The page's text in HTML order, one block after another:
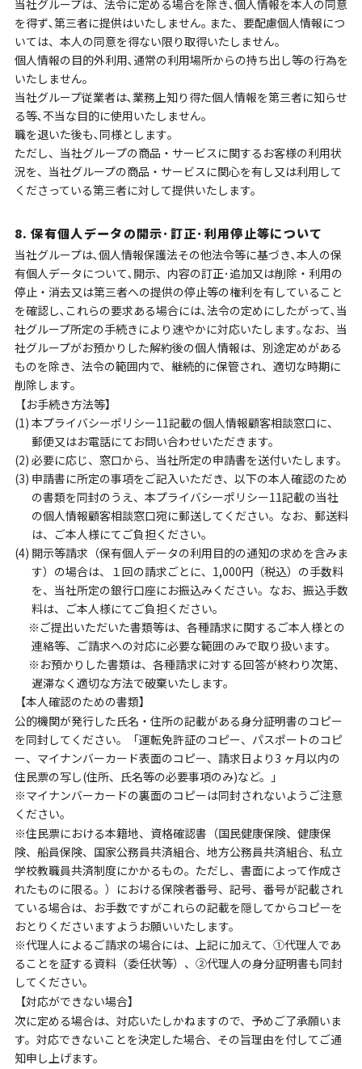
当社グループは、法令に定める場合を除き､個人情報を本人の同意
を得ず､第三者に提供はいたしません｡ また、要配慮個人情報につ
いては、本人の同意を得ない限り取得いたしません。
個人情報の目的外利用､通常の利用場所からの持ち出し等の行為を
いたしません｡
当社グループ従業者は､業務上知り得た個人情報を第三者に知らせ
る等､不当な目的に使用いたしません｡
職を退いた後も､同様とします｡
ただし、当社グループの商品・サービスに関するお客様の利用状
況を、当社グループの商品・サービスに関心を有し又は利用して
くださっている第三者に対して提供いたします。
8. 保有個人データの開示･訂正･利用停止等について
当社グループは､個人情報保護法その他法令等に基づき､本人の保
有個人データについて､開示、内容の訂正･追加又は削除・利用の
停止・消去又は第三者への提供の停止等の権利を有していること
を確認し､これらの要求ある場合には､法令の定めにしたがって､当
社グループ所定の手続きにより速やかに対応いたします｡なお、当
社グループがお預かりした解約後の個人情報は、別途定めがある
ものを除き、法令の範囲内で、継続的に保管され、適切な時期に
削除します。
【お手続き方法等】
(1) 本プライバシーポリシー11記載の個人情報顧客相談窓口に、
郵便又はお電話にてお問い合わせいただきます。
(2) 必要に応じ、窓口から、当社所定の申請書を送付いたします。
(3) 申請書に所定の事項をご記入いただき、以下の本人確認のため
の書類を同封のうえ、本プライバシーポリシー11記載の当社
の個人情報顧客相談窓口宛に郵送してください。なお、郵送料
は、ご本人様にてご負担ください。
(4) 開示等請求（保有個人データの利用目的の通知の求めを含みま
す）の場合は、１回の請求ごとに、1,000円（税込）の手数料
を、当社所定の銀行口座にお振込みください。なお、振込手数
料は、ご本人様にてご負担ください。
※ご提出いただいた書類等は、各種請求に関するご本人様との
連絡等、ご請求への対応に必要な範囲のみで取り扱います。
※お預かりした書類は、各種請求に対する回答が終わり次第、
遅滞なく適切な方法で破棄いたします。
【本人確認のための書類】
公的機関が発行した氏名・住所の記載がある身分証明書のコピー
を同封してください。「運転免許証のコピー、パスポートのコピ
ー、マイナンバーカード表面のコピー、請求日より3 ヶ月以内の
住民票の写し(住所、氏名等の必要事項のみ)など。」
※マイナンバーカードの裏面のコピーは同封されないようご注意
ください。
※住民票における本籍地、資格確認書（国民健康保険、健康保
険、船員保険、国家公務員共済組合、地方公務員共済組合、私立
学校教職員共済制度にかかるもの。ただし、書面によって作成さ
れたものに限る。）における保険者番号、記号、番号が記載され
ている場合は、お手数ですがこれらの記載を隠してからコピーを
おとりくださいますようお願いいたします。
※代理人によるご請求の場合には、上記に加えて、①代理人であ
ることを証する資料（委任状等）、②代理人の身分証明書も同封
してください。
【対応ができない場合】
次に定める場合は、対応いたしかねますので、予めご了承願いま
す。対応できないことを決定した場合、その旨理由を付してご通
知申し上げます。